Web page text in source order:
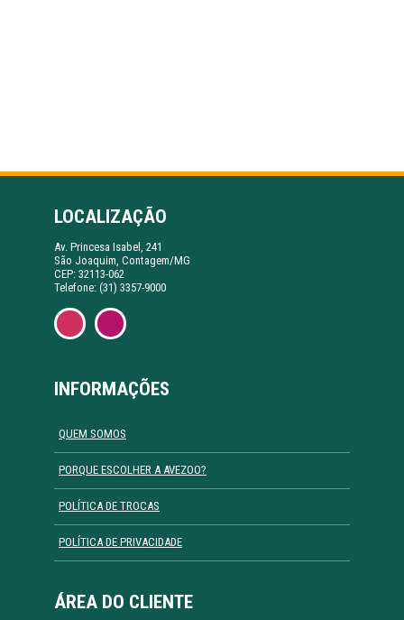
LOCALIZAÇÃO
Av. Princesa Isabel, 241
São Joaquim, Contagem/MG
CEP: 32113-062
Telefone: (31) 3357-9000
INFORMAÇÕES
QUEM SOMOS
PORQUE ESCOLHER A AVEZOO?
POLÍTICA DE TROCAS
POLÍTICA DE PRIVACIDADE
ÁREA DO CLIENTE